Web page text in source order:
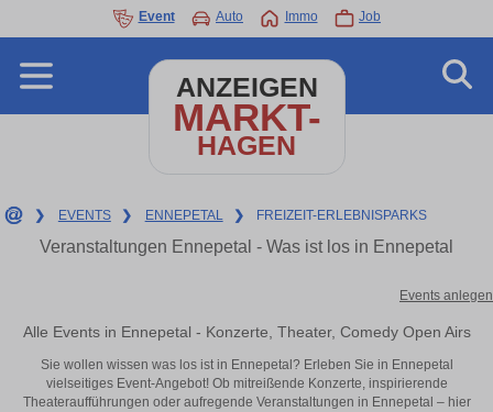
Event Auto Immo Job
ANZEIGEN
MARKT-
HAGEN
❯ EVENTS ❯ ENNEPETAL ❯ FREIZEIT-ERLEBNISPARKS
Veranstaltungen Ennepetal - Was ist los in Ennepetal
Events anlegen
Alle Events in Ennepetal - Konzerte, Theater, Comedy Open Airs
Sie wollen wissen was los ist in Ennepetal? Erleben Sie in Ennepetal
vielseitiges Event-Angebot! Ob mitreißende Konzerte, inspirierende
Theateraufführungen oder aufregende Veranstaltungen in Ennepetal – hier